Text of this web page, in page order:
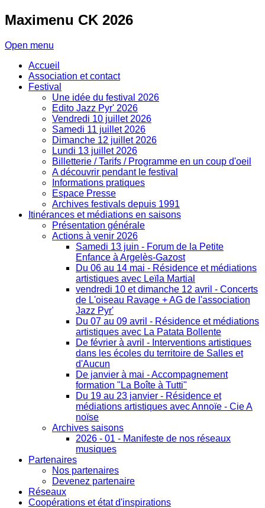
Maximenu CK 2026
Open menu
Accueil
Association et contact
Festival
Une idée du festival 2026
Edito Jazz Pyr' 2026
Vendredi 10 juillet 2026
Samedi 11 juillet 2026
Dimanche 12 juillet 2026
Lundi 13 juillet 2026
Billetterie / Tarifs / Programme en un coup d'oeil
A découvrir pendant le festival
Informations pratiques
Espace Presse
Archives festivals depuis 1991
Itinérances et médiations en saisons
Présentation générale
Actions à venir 2026
Samedi 13 juin - Forum de la Petite
Enfance à Argelès-Gazost
Du 06 au 14 mai - Résidence et médiations
artistiques avec Leïla Martial
vendredi 10 et dimanche 12 avril - Concerts
de L'oiseau Ravage + AG de l'association
Jazz Pyr'
Du 07 au 09 avril - Résidence et médiations
artistiques avec La Patata Bollente
De février à avril - Interventions artistiques
dans les écoles du territoire de Salles et
d'Aucun
De janvier à mai - Accompagnement
formation "La Boîte à Tutti"
Du 19 au 23 janvier - Résidence et
médiations artistiques avec Annoïe - Cie A
noïse
Archives saisons
2026 - 01 - Manifeste de nos réseaux
musiques
Partenaires
Nos partenaires
Devenez partenaire
Réseaux
Coopérations et état d'inspirations